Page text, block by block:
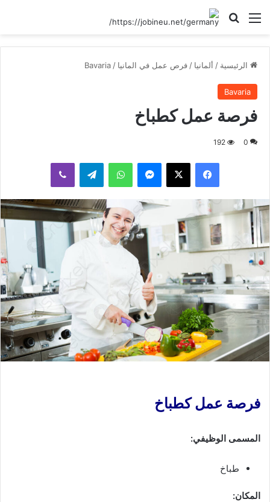
القائمة بحث عن
الرئيسية / ألمانيا / فرص عمل في المانيا /
Bavaria
Bavaria
فرصة عمل كطباخ
0
192
فيسبوك واتساب
فرصة عمل كطباخ
المسمى الوظيفي:
طباخ
المكان: